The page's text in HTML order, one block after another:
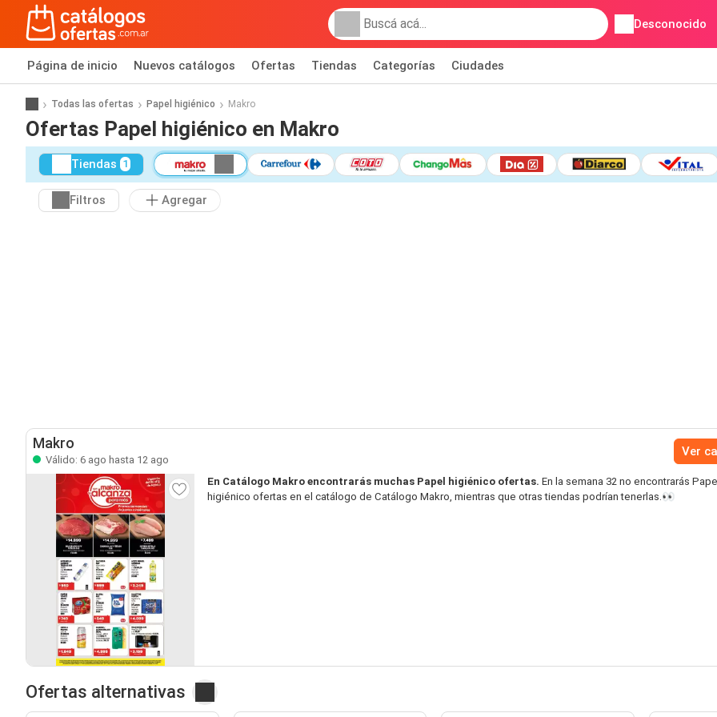
Desconocido
Página de inicio Nuevos catálogos Ofertas Tiendas Categorías Ciudades
Todas las ofertas Papel higiénico Makro
Ofertas Papel higiénico en Makro
Tiendas 1
Filtros Agregar
Makro
Válido: 6 ago hasta 12 ago
Ver
En Catálogo Makro encontrarás muchas Papel higiénico ofertas. En la semana 32 no encontrarás
higiénico ofertas en el catálogo de Catálogo Makro, mientras que otras tiendas podrían tenerlas.👀
Ofertas alternativas